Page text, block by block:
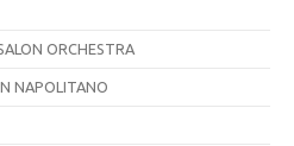
ORCHESTRA
NAPOLITANO